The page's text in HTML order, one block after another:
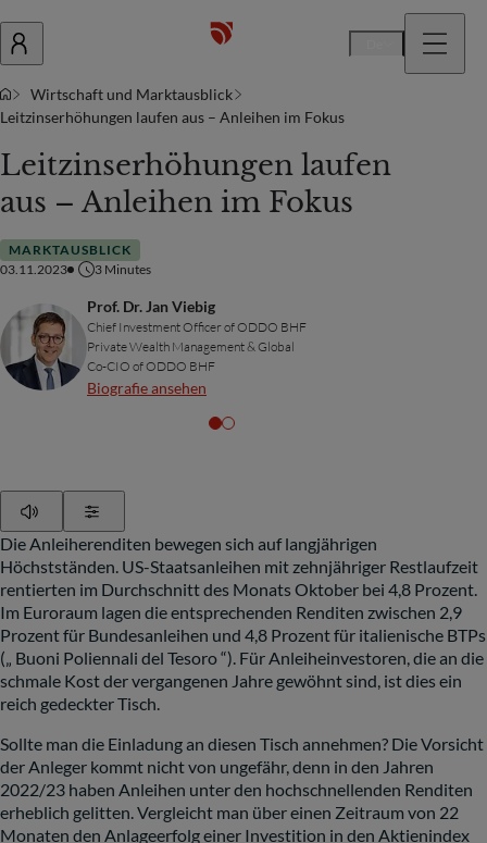
Wirtschaft und Marktausblick
Leitzinserhöhungen laufen aus – Anleihen im Fokus
Leitzinserhöhungen laufen
aus – Anleihen im Fokus
MARKTAUSBLICK
03.11.2023
3 Minutes
Prof. Dr. Jan Viebig
Chief Investment Officer of ODDO BHF
Private Wealth Management & Global
Co-CIO of ODDO BHF
Biografie ansehen
Die Anleiherenditen bewegen sich auf langjährigen
Höchstständen. US-Staatsanleihen mit zehnjähriger Restlaufzeit
rentierten im Durchschnitt des Monats Oktober bei 4,8 Prozent.
Im Euroraum lagen die entsprechenden Renditen zwischen 2,9
Prozent für Bundesanleihen und 4,8 Prozent für italienische BTPs
(„ Buoni Poliennali del Tesoro“). Für Anleiheinvestoren, die an die
schmale Kost der vergangenen Jahre gewöhnt sind, ist dies ein
reich gedeckter Tisch.
Sollte man die Einladung an diesen Tisch annehmen? Die Vorsicht
der Anleger kommt nicht von ungefähr, denn in den Jahren
2022/23 haben Anleihen unter den hochschnellenden Renditen
erheblich gelitten. Vergleicht man über einen Zeitraum von 22
Monaten den Anlageerfolg einer Investition in den Aktienindex